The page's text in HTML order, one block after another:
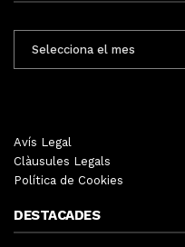
MENSUALS
Avís Legal
Clàusules Legals
Política de Cookies
DESTACADES